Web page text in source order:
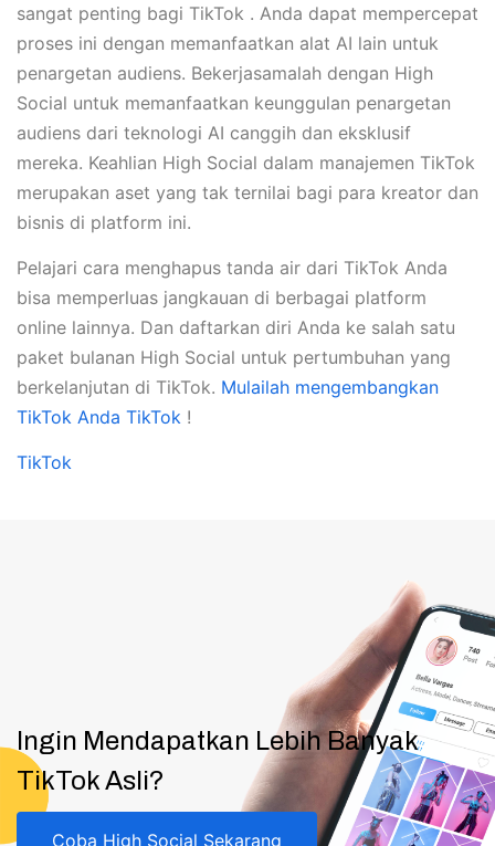
sangat penting bagi TikTok . Anda dapat mempercepat
proses ini dengan memanfaatkan alat AI lain untuk
penargetan audiens. Bekerjasamalah dengan High
Social untuk memanfaatkan keunggulan penargetan
audiens dari teknologi AI canggih dan eksklusif
mereka. Keahlian High Social dalam manajemen TikTok
merupakan aset yang tak ternilai bagi para kreator dan
bisnis di platform ini.
Pelajari cara menghapus tanda air dari TikTok Anda
bisa memperluas jangkauan di berbagai platform
online lainnya. Dan daftarkan diri Anda ke salah satu
paket bulanan High Social untuk pertumbuhan yang
berkelanjutan di TikTok. Mulailah mengembangkan
TikTok Anda TikTok !
TikTok
Ingin Mendapatkan Lebih Banyak
TikTok Asli?
Coba High Social Sekarang